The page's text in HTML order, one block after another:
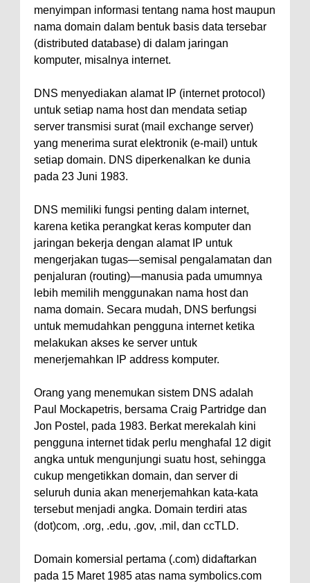
menyimpan informasi tentang nama host maupun
nama domain dalam bentuk basis data tersebar
(distributed database) di dalam jaringan
komputer, misalnya internet.
DNS menyediakan alamat IP (internet protocol)
untuk setiap nama host dan mendata setiap
server transmisi surat (mail exchange server)
yang menerima surat elektronik (e-mail) untuk
setiap domain. DNS diperkenalkan ke dunia
pada 23 Juni 1983.
DNS memiliki fungsi penting dalam internet,
karena ketika perangkat keras komputer dan
jaringan bekerja dengan alamat IP untuk
mengerjakan tugas—semisal pengalamatan dan
penjaluran (routing)—manusia pada umumnya
lebih memilih menggunakan nama host dan
nama domain. Secara mudah, DNS berfungsi
untuk memudahkan pengguna internet ketika
melakukan akses ke server untuk
menerjemahkan IP address komputer.
Orang yang menemukan sistem DNS adalah
Paul Mockapetris, bersama Craig Partridge dan
Jon Postel, pada 1983. Berkat merekalah kini
pengguna internet tidak perlu menghafal 12 digit
angka untuk mengunjungi suatu host, sehingga
cukup mengetikkan domain, dan server di
seluruh dunia akan menerjemahkan kata-kata
tersebut menjadi angka. Domain terdiri atas
(dot)com, .org, .edu, .gov, .mil, dan ccTLD.
Domain komersial pertama (.com) didaftarkan
pada 15 Maret 1985 atas nama symbolics.com